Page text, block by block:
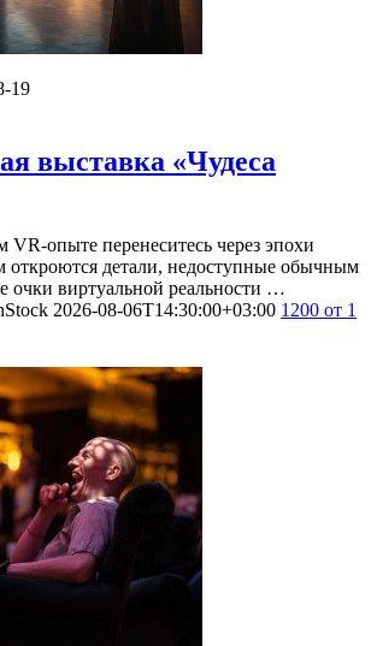
19
выставка «Чудеса
VR-опыте перенеситесь через эпохи
откроются детали, недоступные обычным
очки виртуальной реальности …
2026-08-06T14:30:00+03:00 1200 от 1